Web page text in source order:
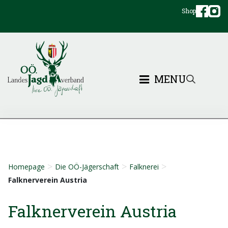
Shop
MENU
Homepage > Die OÖ-Jägerschaft > Falknerei >
Falknerverein Austria
Falknerverein Austria